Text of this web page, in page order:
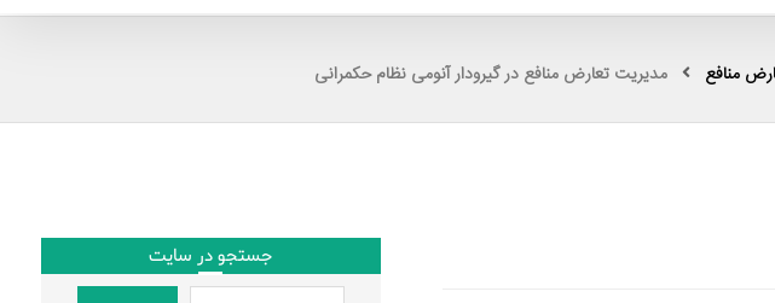
منافع مدیریت تعارض منافع در گیرودار آنومی نظام حکمرانی
جستجو در سایت